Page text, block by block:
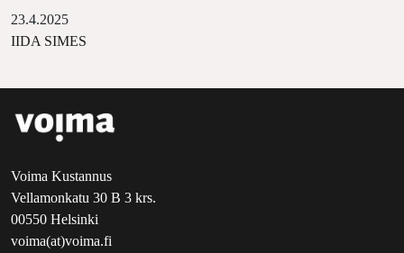
23.4.2025
IIDA SIMES
Voima Kustannus
Vellamonkatu 30 B 3 krs.
00550 Helsinki
voima(at)voima.fi